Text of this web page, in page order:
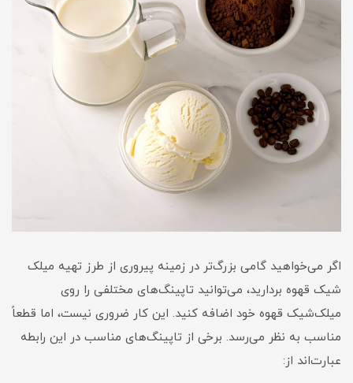
اگر می‌خواهید گامی بزرگ‌تر در زمینه پیروری از طرز تهیه میلک
شیک قهوه بردارید، می‌توانید تاپینگ‌های مختلفی را روی
میلک‌شیک قهوه خود اضافه کنید. این کار ضروری نیست، اما قطعاً
مناسب به نظر می‌رسد. برخی از تاپینگ‌های مناسب در این رابطه
عبارت‌اند از: